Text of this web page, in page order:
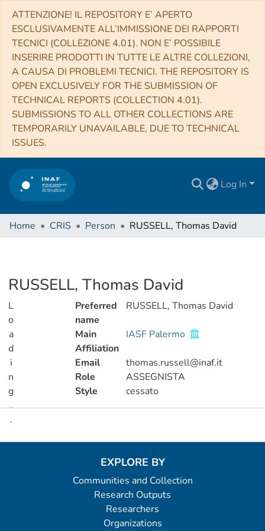
ATTENZIONE! IL REPOSITORY E’ APERTO
ESCLUSIVAMENTE ALL’IMMISSIONE DEI RAPPORTI
TECNICI (COLLEZIONE 4.01). NON E’ POSSIBILE
INSERIRE PRODOTTI IN TUTTE LE ALTRE COLLEZIONI,
A CAUSA DI PROBLEMI TECNICI. THE REPOSITORY IS
OPEN EXCLUSIVELY FOR THE SUBMISSION OF
TECHNICAL REPORTS (COLLECTION 4.01).
SUBMISSIONS TO ALL OTHER COLLECTIONS ARE
TEMPORARILY UNAVAILABLE, DUE TO TECHNICAL
ISSUES.
Log In
Home CRIS Person RUSSELL, Thomas David
RUSSELL, Thomas David
L
o
a
d
i
n
g
..
.
Loading...
Preferred
name
RUSSELL, Thomas David
Main
Affiliation
IASF Palermo
Email
thomas.russell@inaf.it
Role
ASSEGNISTA
Style
cessato
EXPLORE BY
Communities and Collection
Research Outputs
Researchers
Organizations